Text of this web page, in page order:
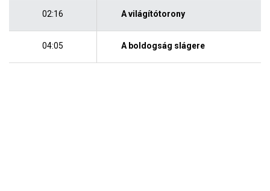
02:16 A világítótorony
04:05 A boldogság slágere